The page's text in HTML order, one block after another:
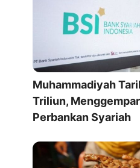
Muhammadiyah
Triliun,
Perbankan Syariah